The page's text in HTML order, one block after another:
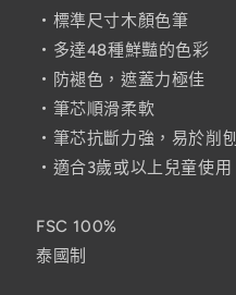
筆
(12/
24/
48
色)
數
量
少
筆
(12/
24/
48
數
量
‧標準尺寸木顏色筆
‧多達48種鮮豔的色彩
‧防褪色，遮蓋力極佳
‧筆芯順滑柔軟
‧筆芯抗斷力強，易於削刨
‧適合3歲或以上兒童使用
FSC 100%
泰國制